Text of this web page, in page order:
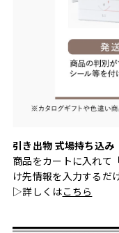
引き出物 式場持ち込み
商品をカートに入れて
け先情報を入力するだ
▷詳しくはこちら